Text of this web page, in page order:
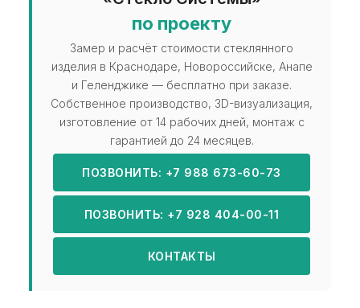
по проекту
Замер и расчёт стоимости стеклянного
изделия в Краснодаре, Новороссийске, Анапе
и Геленджике — бесплатно при заказе.
Собственное производство, 3D-визуализация,
изготовление от 14 рабочих дней, монтаж с
гарантией до 24 месяцев.
ПОЗВОНИТЬ: +7 988 673-60-73
ПОЗВОНИТЬ: +7 928 404-00-11
КОНТАКТЫ